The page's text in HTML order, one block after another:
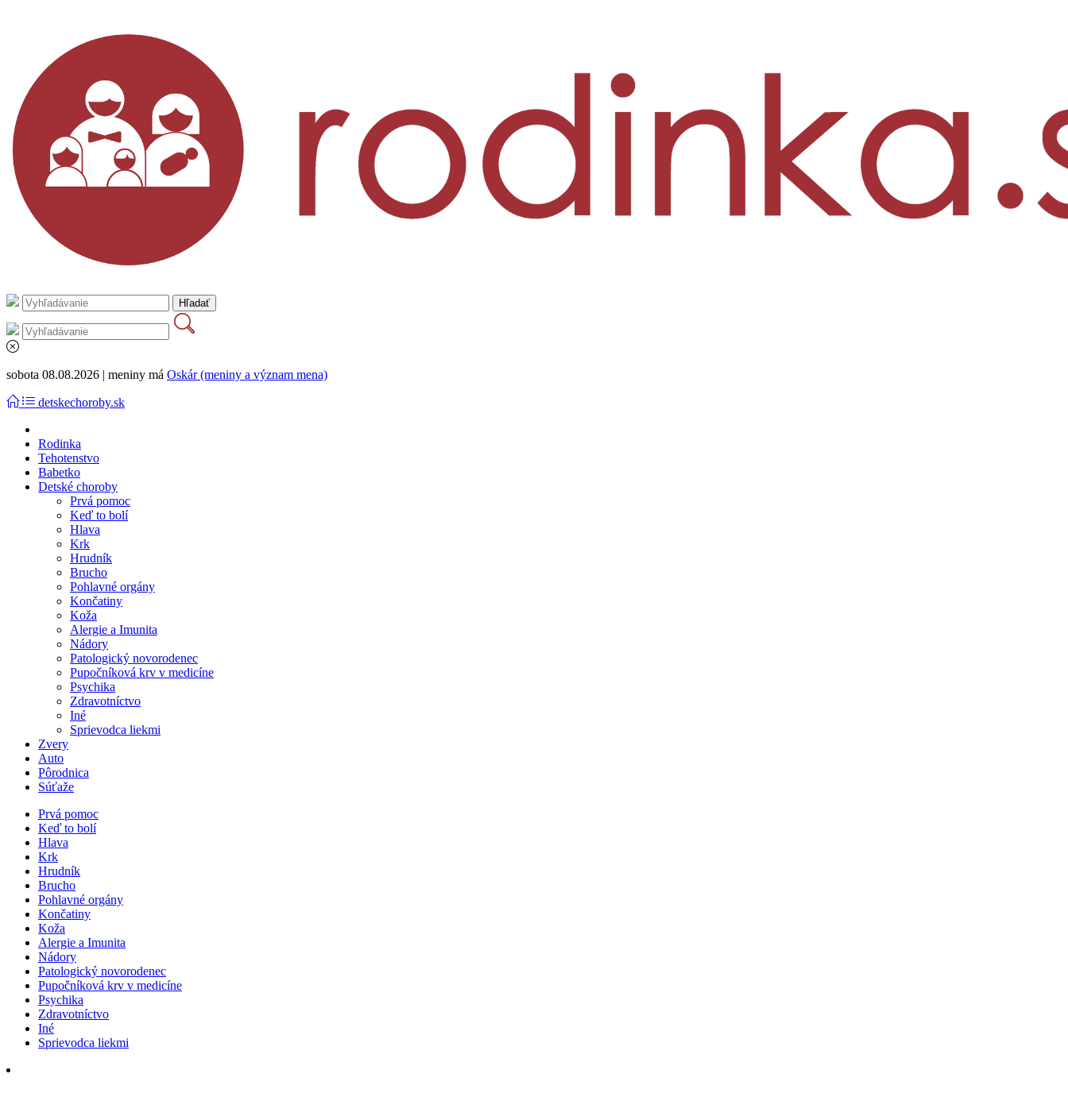
sobota 08.08.2026 | meniny má Oskár (meniny a význam mena)
detskechoroby.sk
Rodinka
Tehotenstvo
Babetko
Detské choroby
Prvá pomoc
Keď to bolí
Hlava
Krk
Hrudník
Brucho
Pohlavné orgány
Končatiny
Koža
Alergie a Imunita
Nádory
Patologický novorodenec
Pupočníková krv v medicíne
Psychika
Zdravotníctvo
Iné
Sprievodca liekmi
Zvery
Auto
Pôrodnica
Súťaže
Prvá pomoc
Keď to bolí
Hlava
Krk
Hrudník
Brucho
Pohlavné orgány
Končatiny
Koža
Alergie a Imunita
Nádory
Patologický novorodenec
Pupočníková krv v medicíne
Psychika
Zdravotníctvo
Iné
Sprievodca liekmi